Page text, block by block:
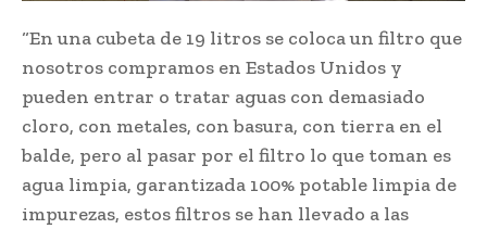
“En una cubeta de 19 litros se coloca un filtro que
nosotros compramos en Estados Unidos y
pueden entrar o tratar aguas con demasiado
cloro, con metales, con basura, con tierra en el
balde, pero al pasar por el filtro lo que toman es
agua limpia, garantizada 100% potable limpia de
impurezas, estos filtros se han llevado a las